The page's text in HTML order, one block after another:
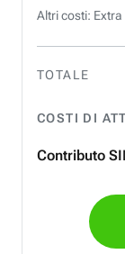
Altri costi: Extra
TOTALE
COSTI DI
Contributo